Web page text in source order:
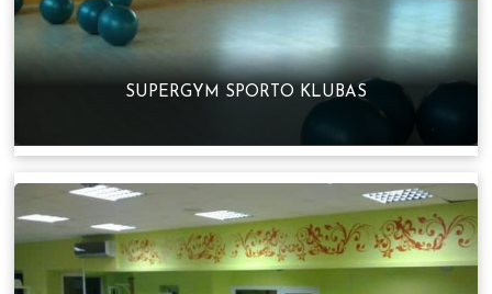
SUPERGYM SPORTO KLUBAS